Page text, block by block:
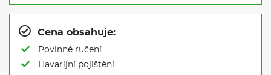
Cena obsahuje:
Povinné ručení
Havarijní pojištění